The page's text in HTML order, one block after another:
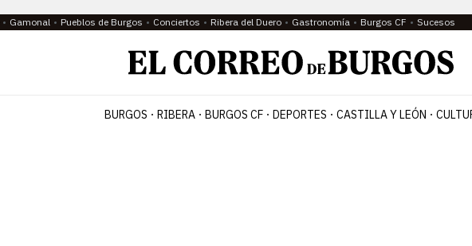
Gamonal Pueblos de Burgos Conciertos Ribera del Duero Gastronomía Burgos CF Sucesos
BURGOS RIBERA BURGOS CF DEPORTES CASTILLA Y LEÓN